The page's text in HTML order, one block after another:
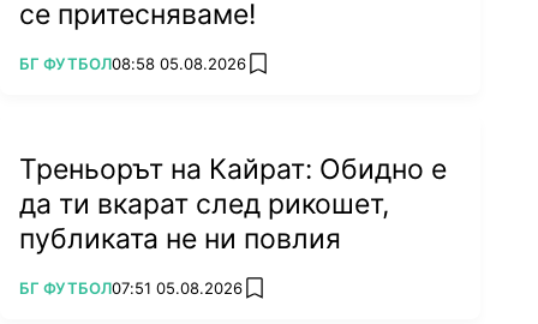
се притесняваме!
ПОВЕЧЕ ОТ
БГ ФУТБОЛ08:58 05.08.2026 add favorites
Треньорът на Кайрат: Обидно е
да ти вкарат след рикошет,
публиката не ни повлия
ПОВЕЧЕ ОТ
БГ ФУТБОЛ07:51 05.08.2026 add favorites